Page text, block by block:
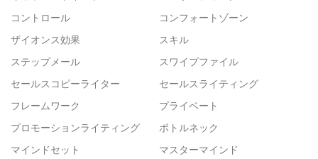
コントロール
コンフォートゾーン
ザイオンス効果
スキル
ステップメール
スワイプファイル
セールスコピーライター
セールスライティング
フレームワーク
プライベート
プロモーションライティング
ボトルネック
マインドセット
マスターマインド